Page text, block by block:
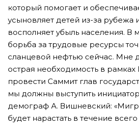
который помогает и
усыновляет детей из-за рубежа
восполняет убыль населения. В
борьба за трудовые ресурсы
сланцевой нефтью сейчас. Мне
острая необходимость в
провести Саммит глав
мы должны выступить
демограф А. Вишневский:
будет нарастать в течение всего